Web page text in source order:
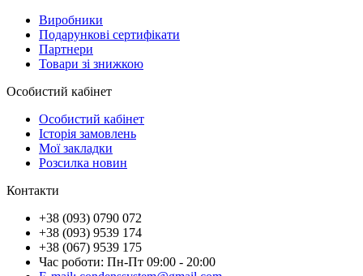
Виробники
Подарункові сертифікати
Партнери
Товари зі знижкою
Особистий кабінет
Особистий кабінет
Історія замовлень
Мої закладки
Розсилка новин
Контакти
+38 (093) 0790 072
+38 (093) 9539 174
+38 (067) 9539 175
Час роботи: Пн-Пт 09:00 - 20:00